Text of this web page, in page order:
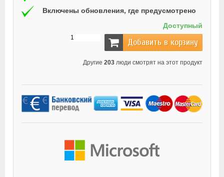
Включены обновления, где предусмотрено
Доступный
Добавить в корзину
Другие 203 люди смотрят на этот продукт